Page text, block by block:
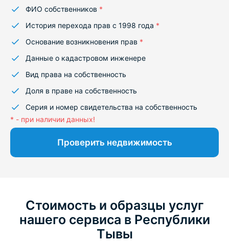
ФИО собственников *
История перехода прав с 1998 года *
Основание возникновения прав *
Данные о кадастровом инженере
Вид права на собственность
Доля в праве на собственность
Серия и номер свидетельства на собственность
* - при наличии данных!
Проверить недвижимость
Стоимость и образцы услуг
нашего сервиса в Республики
Тывы